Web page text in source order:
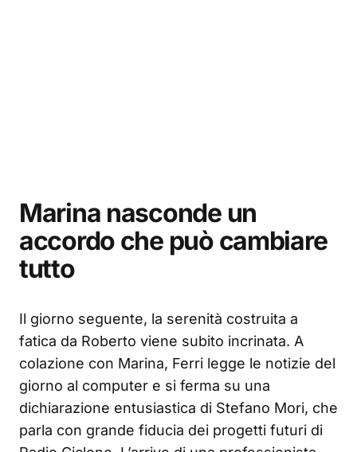
Marina nasconde un
accordo che può cambiare
tutto
Il giorno seguente, la serenità costruita a
fatica da Roberto viene subito incrinata. A
colazione con Marina, Ferri legge le notizie del
giorno al computer e si ferma su una
dichiarazione entusiastica di Stefano Mori, che
parla con grande fiducia dei progetti futuri di